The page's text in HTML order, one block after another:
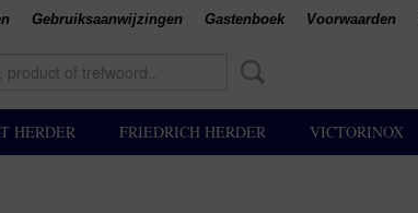
Gebruiksaanwijzingen Gastenboek Voorwaarden
HERDER FRIEDRICH HERDER VICTORINOX